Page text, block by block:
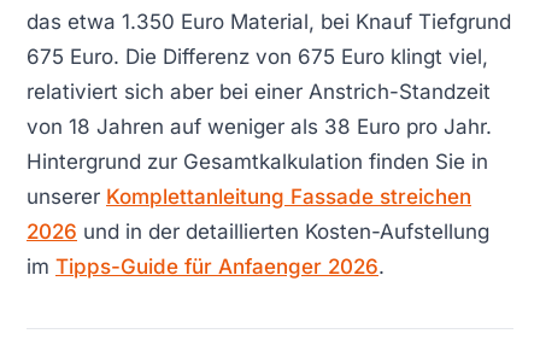
das etwa 1.350 Euro Material, bei Knauf Tiefgrund
675 Euro. Die Differenz von 675 Euro klingt viel,
relativiert sich aber bei einer Anstrich-Standzeit
von 18 Jahren auf weniger als 38 Euro pro Jahr.
Hintergrund zur Gesamtkalkulation finden Sie in
unserer Komplettanleitung Fassade streichen
2026 und in der detaillierten Kosten-Aufstellung
im Tipps-Guide für Anfaenger 2026.